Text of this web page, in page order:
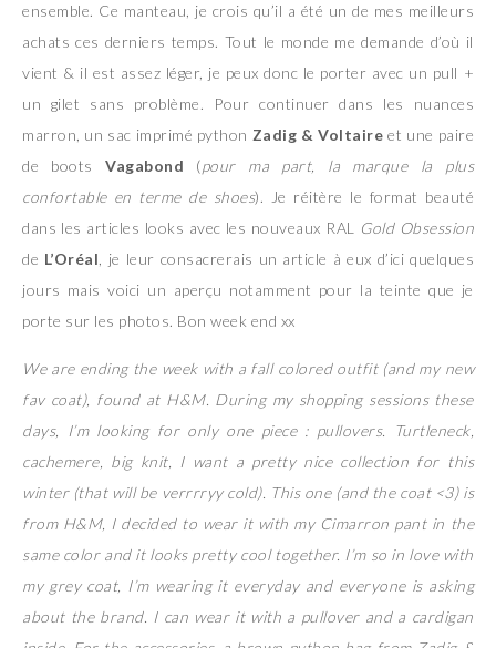
ensemble. Ce manteau, je crois qu’il a été un de mes meilleurs
achats ces derniers temps. Tout le monde me demande d’où il
vient & il est assez léger, je peux donc le porter avec un pull +
un gilet sans problème. Pour continuer dans les nuances
marron, un sac imprimé python Zadig & Voltaire et une paire
de bootsVagabond (pour ma part, la marque la plus
confortable en terme de shoes). Je réitère le format beauté
dans les articles looks avec les nouveaux RAL
Gold Obsession
de L’Oréal , je leur consacrerais un article à eux d’ici quelques
jours mais voici un aperçu notamment pour la teinte que je
porte sur les photos. Bon week end xx
We are ending the week with a fall colored outfit (and my new
fav coat), found at H&M. During my shopping sessions these
days, I’m looking for only one piece : pullovers. Turtleneck,
cachemere, big knit, I want a pretty nice collection for this
winter (that will be verrrryy cold). This one (and the coat <3) is
from H&M, I decided to wear it with my Cimarron pant in the
same color and it looks pretty cool together. I’m so in love with
my grey coat, I’m wearing it everyday and everyone is asking
about the brand. I can wear it with a pullover and a cardigan